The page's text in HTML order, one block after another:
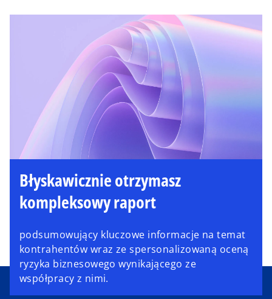
o
Błyskawicznie otrzymasz
kompleksowy raport
podsumowujący kluczowe informacje na temat
kontrahentów wraz ze spersonalizowaną oceną
ryzyka biznesowego wynikającego ze
współpracy z nimi.